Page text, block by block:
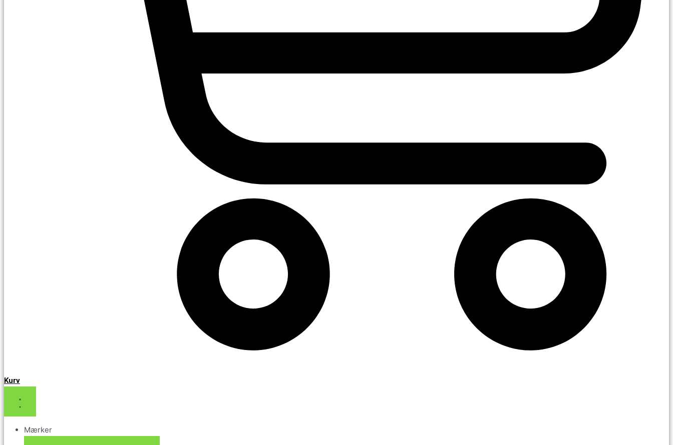
Kurv
Mærker